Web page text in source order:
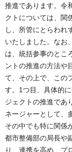
推進であります。令
クトについては、関
し、所管にとらわれ
いたしました。なお
は、統括参事のとこ
ントの推進の方法や
て、その上で、この
す。1つ目、具体的
ジェクトの推進であ
ネージャーとして、
その中でも特に関係
都市整備部の局長や
り、連携を高め、プ